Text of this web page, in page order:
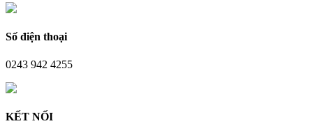
Số điện thoại
0243 942 4255
KẾT NỐI